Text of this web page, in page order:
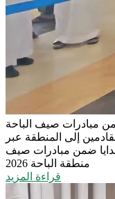
مبادرات صيف الباحة
إلى المنطقة عبر
ضمن مبادرات صيف
منطقة الباحة 2026
قراءة المزيد